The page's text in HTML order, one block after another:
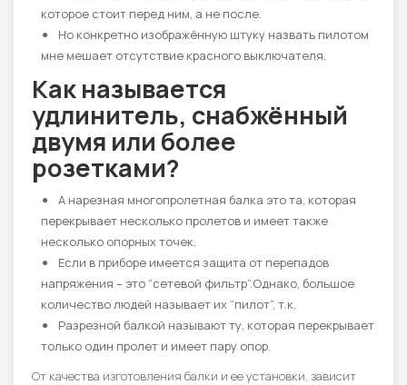
которое стоит перед ним, а не после.
Но конкретно изображённую штуку назвать пилотом
мне мешает отсутствие красного выключателя.
Как называется
удлинитель, снабжённый
двумя или более
розетками?
А нарезная многопролетная балка это та, которая
перекрывает несколько пролетов и имеет также
несколько опорных точек.
Если в приборе имеется защита от перепадов
напряжения – это “сетевой фильтр”.Однако, большое
количество людей называет их “пилот”, т.к.
Разрезной балкой называют ту, которая перекрывает
только один пролет и имеет пару опор.
От качества изготовления балки и ее установки, зависит